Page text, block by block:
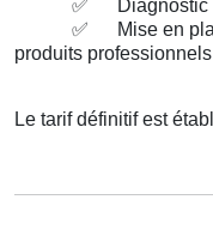
✅
Diagnostic
✅
Mise en
produits professionnels
Le tarif définitif est